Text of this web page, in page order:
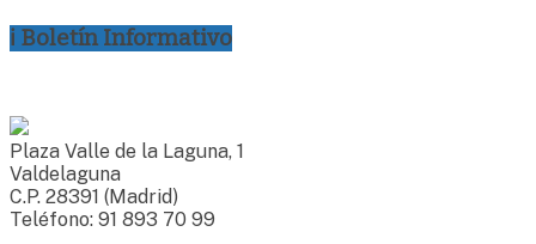
ℹ Boletín Informativo
Plaza Valle de la Laguna, 1
Valdelaguna
C.P. 28391 (Madrid)
Teléfono: 91 893 70 99